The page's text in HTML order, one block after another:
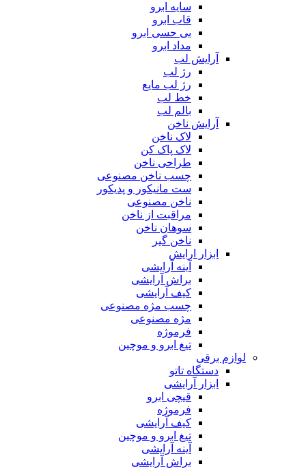
سایه ابرو
قاب ابرو
بی حسی ابرو
مداد ابرو
آرایش لب
رژ لب
رژ لب مایع
خط لب
بالم لب
آرایش ناخن
لاک ناخن
لاک پاک کن
طراحی ناخن
چسب ناخن مصنوعی
ست مانیکور و پدیکور
ناخن مصنوعی
مراقبت از ناخن
سوهان ناخن
ناخن گیر
ابزار ارایش
آینه آرایشی
براش آرایشی
کیف آرایشی
چسب مژه مصنوعی
مژه مصنوعی
فرموژه
تیغ ابرو و موچین
لوازم برقی
دستگاه تاتو
ابزار آرایشی
قیچی ابرو
فرموژه
کیف آرایشی
تیغ ابرو و موچین
آینه آرایشی
براش آرایشی